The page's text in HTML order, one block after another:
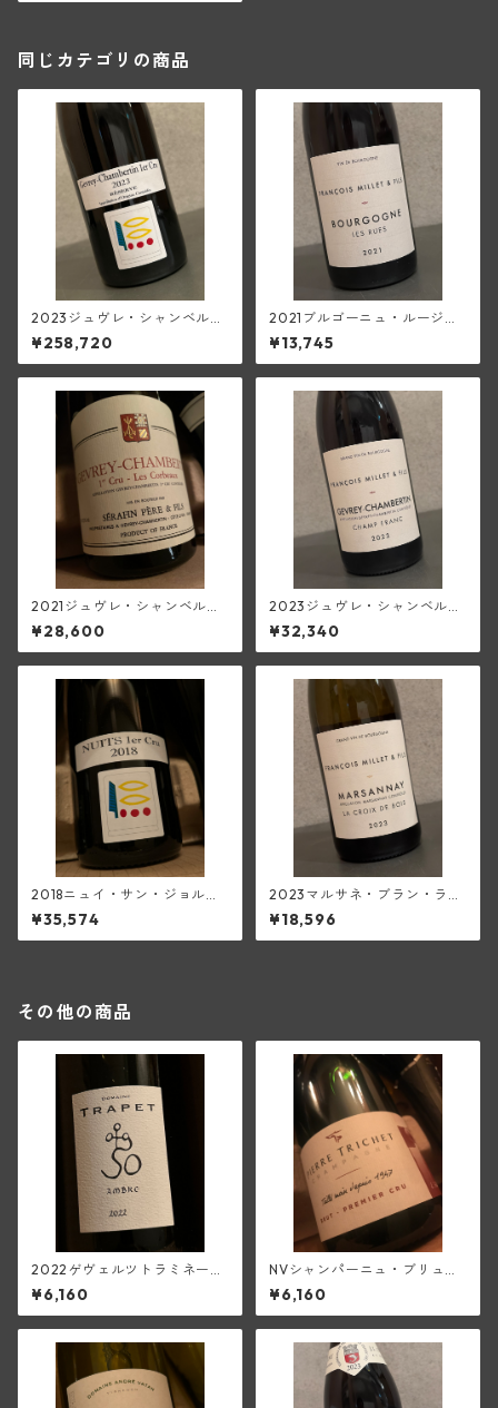
同じカテゴリの商品
2023ジュヴレ・シャンベルタ
ン1級レゼルヴ(プリューレ・ロ
ック)
¥258,720
2021ブルゴーニュ・ルージ
ュ・レ・リュ・フランソワ(フ
ランソワ・ミエ・エ・フィス)
¥13,745
2021ジュヴレ・シャンベルタ
ン1級レ・コルボー(セラファ
ン)
¥28,600
2023ジュヴレ・シャンベルタ
ン・シャン・フラン(フランソ
ワ・ミエ・エ・フィス)
¥32,340
2018ニュイ・サン・ジョルジ
ュ1級(プリューレ・ロック)
¥35,574
2023マルサネ・ブラン・ラ・
クロワ・ド・ボワ(フランソ
ワ・ミエ・エ・フィス)
¥18,596
その他の商品
2022ゲヴェルツトラミネー
ル・マセレ・アンブル・オラ
ンジュ(トラペ)
¥6,160
NVシャンパーニュ・ブリュッ
ト・ブラン1級(ピエール・トリ
シェ)
¥6,160